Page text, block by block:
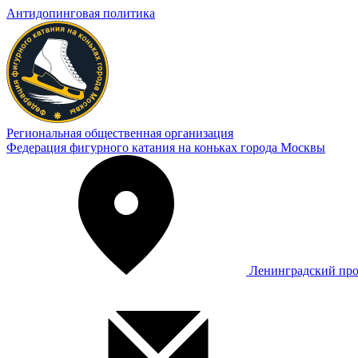
Антидопинговая политика
Региональная общественная организация
Федерация фигурного катания на коньках города Москвы
Ленинградский